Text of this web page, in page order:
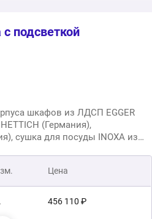
подсветкой
шкафов из ЛДСП EGGER
(Германия),
сушка для посуды INOXA из
Цена
456 110 ₽